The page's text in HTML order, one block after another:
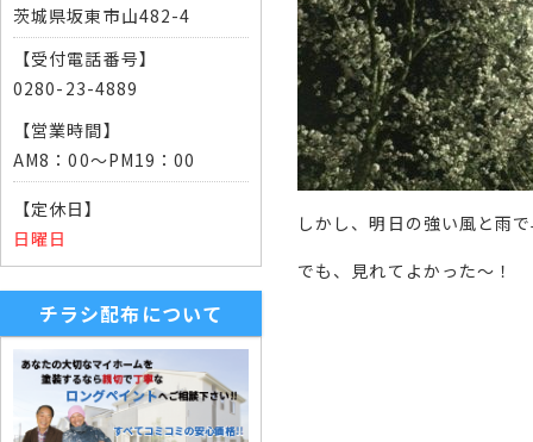
しかし、明日の強い風と雨
でも、見れてよかった～！
茨城県坂東市山482-4
【受付電話番号】
0280-23-4889
【営業時間】
AM8：00～PM19：00
【定休日】
日曜日
チラシ配布について